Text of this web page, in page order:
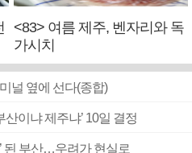
<83> 여름 제주, 벤자리와 독
가시치
널 옆에 선다(종합)
산이냐 제주냐’ 10일 결정
된 부산…우려가 현실로